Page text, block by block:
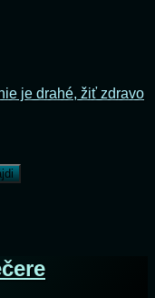
je drahé, žiť zdravo